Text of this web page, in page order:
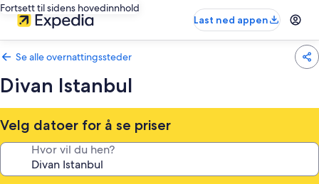
Fortsett til sidens hovedinnhold
Last ned appen
Se alle overnattingssteder
Divan Istanbul
Velg datoer for å se priser
Hvor vil du hen?